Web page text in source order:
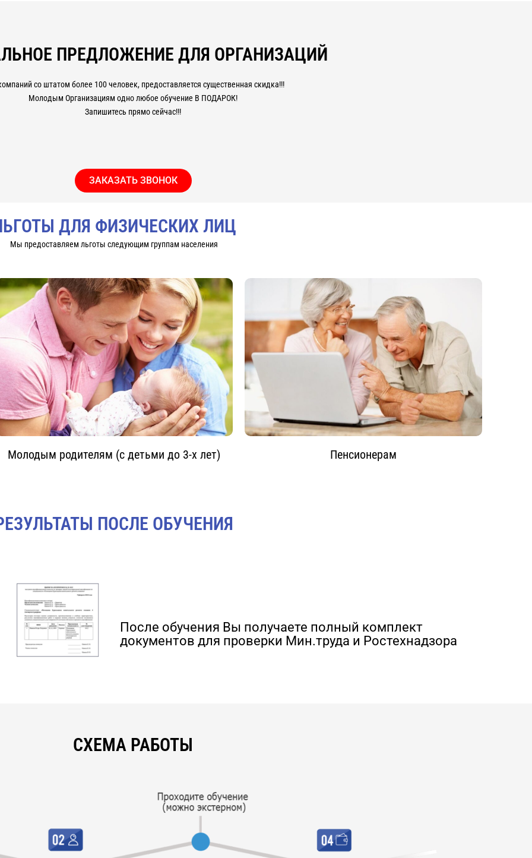
ПРЕДЛОЖЕНИЕ ДЛЯ ОРГАНИЗАЦИЙ
со штатом более 100 человек, предоставляется существенная скидка!!!
Молодым Организациям одно любое обучение В ПОДАРОК!
Запишитесь прямо сейчас!!!
ЗАКАЗАТЬ ЗВОНОК
ДЛЯ ФИЗИЧЕСКИХ ЛИЦ
Мы предоставляем льготы следующим группам населения
Молодым родителям (с детьми до 3-х лет) Пенсионерам
ПОСЛЕ ОБУЧЕНИЯ
После обучения Вы получаете полный комплект
документов для проверки Мин.труда и Ростехнадзора
СХЕМА РАБОТЫ